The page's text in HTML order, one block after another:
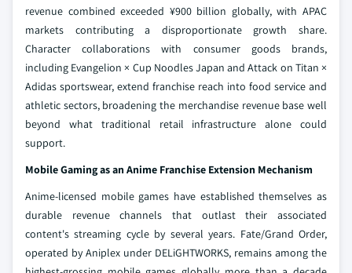
revenue combined exceeded ¥900 billion globally, with APAC
markets contributing a disproportionate growth share.
Character collaborations with consumer goods brands,
including Evangelion × Cup Noodles Japan and Attack on Titan ×
Adidas sportswear, extend franchise reach into food service and
athletic sectors, broadening the merchandise revenue base well
beyond what traditional retail infrastructure alone could
support.
Mobile Gaming as an Anime Franchise Extension Mechanism
Anime-licensed mobile games have established themselves as
durable revenue channels that outlast their associated
content's streaming cycle by several years. Fate/Grand Order,
operated by Aniplex under DELiGHTWORKS, remains among the